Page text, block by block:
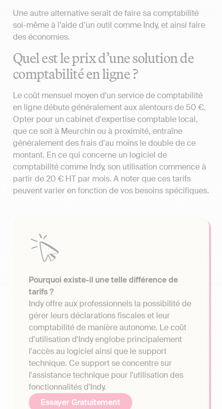
Une autre alternative serait de faire sa comptabilité
soi-même à l’aide d’un outil comme Indy, et ainsi faire
des économies.
Quel est le prix d’une solution de
comptabilité en ligne ?
Le coût mensuel moyen d'un service de comptabilité
en ligne débute généralement aux alentours de 50 €.
Opter pour un cabinet d'expertise comptable local,
que ce soit à Meurchin ou à proximité, entraîne
généralement des frais d'au moins le double de ce
montant. En ce qui concerne un logiciel de
comptabilité comme Indy, son utilisation commence à
partir de 20 € HT par mois. A noter que ces tarifs
peuvent varier en fonction de vos besoins spécifiques.
Pourquoi existe-il une telle différence de
tarifs ?
Indy offre aux professionnels la possibilité de
gérer leurs déclarations fiscales et leur
comptabilité de manière autonome. Le coût
d'utilisation d'Indy englobe principalement
l'accès au logiciel ainsi que le support
technique. Ce support se concentre sur
l'assistance technique pour l'utilisation des
fonctionnalités d'Indy.
Essayer Gratuitement